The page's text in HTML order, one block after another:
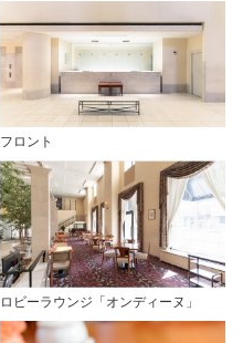
フロント
ロビーラウンジ「オンディーヌ」